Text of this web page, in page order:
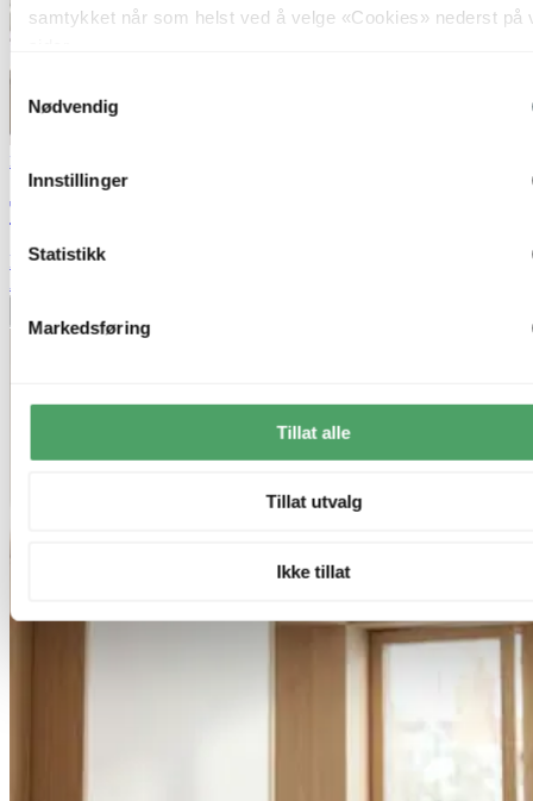
samtykket når som helst ved å velge «Cookies» nederst på
Samtykkevalg
Nødvendig
Innstillinger
Statistikk
Markedsføring
Tillat alle
Tillat utvalg
Ikke tillat
Nova Life
Track Spot skinne 5lys 1,5m sort
kr 1 499,-
Legg til ønskeliste